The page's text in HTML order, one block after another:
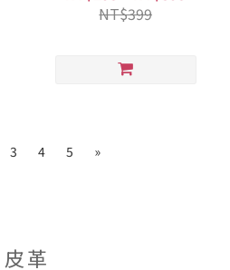
NT$399
3 4 5 »
皮革